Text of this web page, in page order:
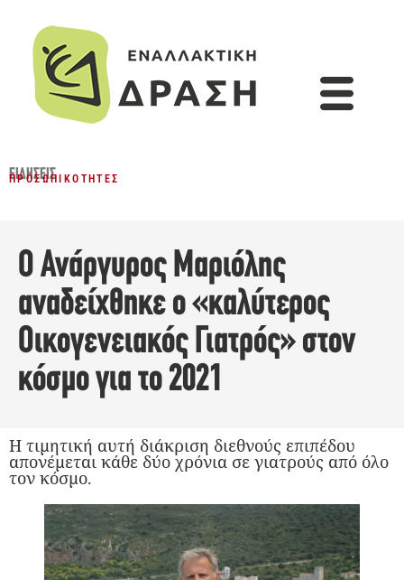
ΕΙΔΉΣΕΙΣ
ΠΡΟΣΩΠΙΚΌΤΗΤΕΣ
O Ανάργυρος Μαριόλης
αναδείχθηκε o «καλύτερος
Οικογενειακός Γιατρός» στον
κόσμο για το 2021
Η τιμητική αυτή διάκριση διεθνούς επιπέδου
απονέμεται κάθε δύο χρόνια σε γιατρούς από όλο
τον κόσμο.